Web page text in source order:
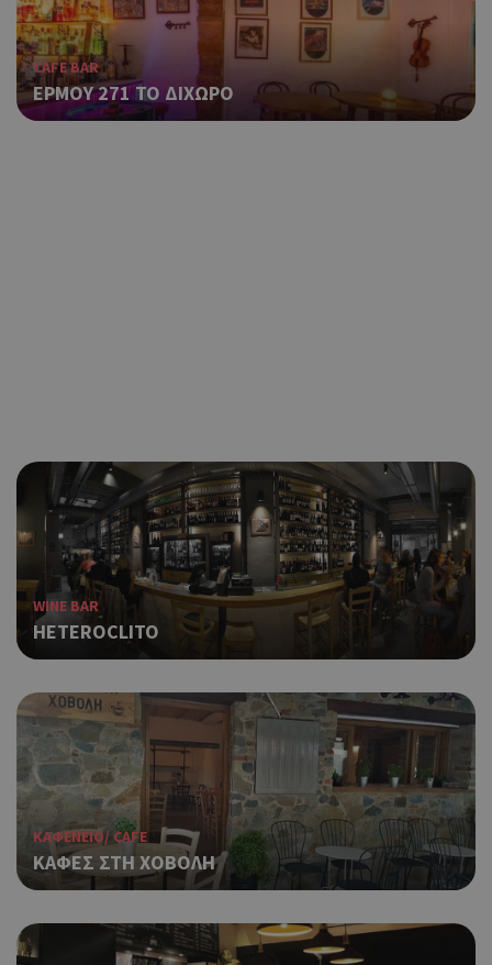
CAFE BAR
ΕΡΜΟΥ 271 ΤΟ ΔΙΧΩΡΟ
WINE BAR
ΗETEROCLITO
ΚΑΦΕΝΕΙΟ/ CAFE
ΚΑΦΕΣ ΣΤΗ ΧΟΒΟΛΗ